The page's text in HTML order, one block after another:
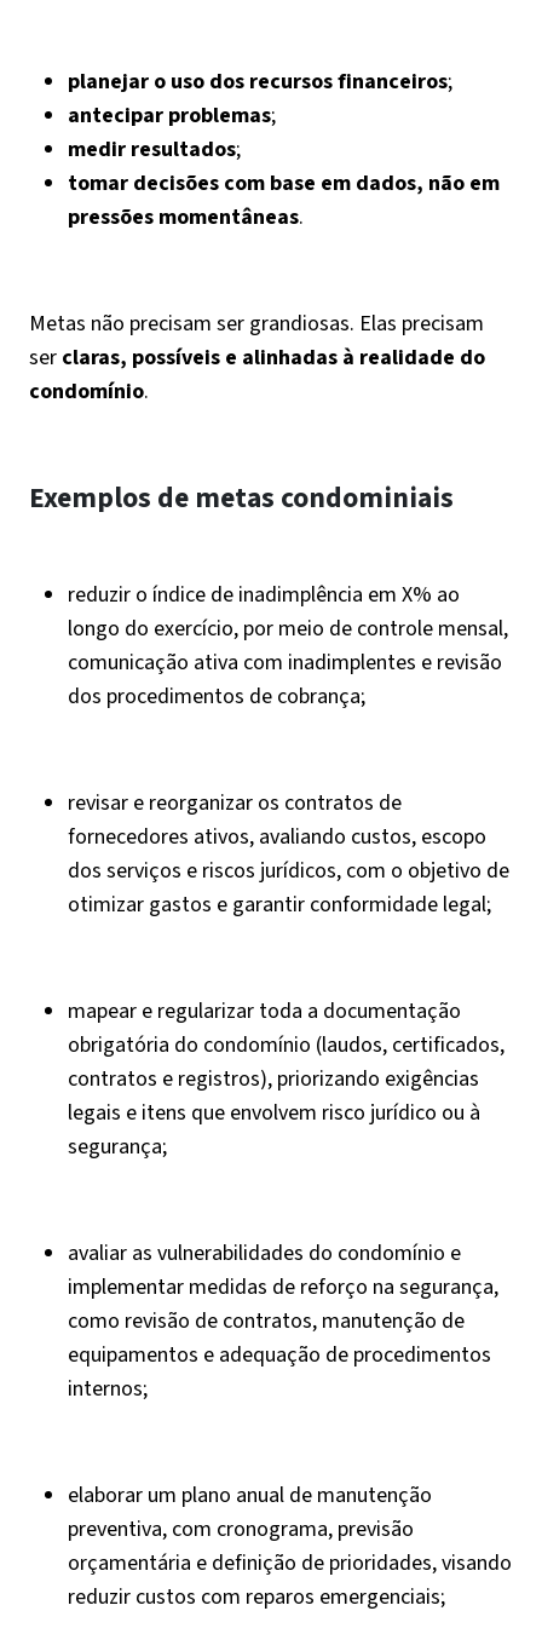
planejar o uso dos recursos financeiros;
antecipar problemas;
medir resultados;
tomar decisões com base em dados, não em
pressões momentâneas.
Metas não precisam ser grandiosas. Elas precisam
ser claras, possíveis e alinhadas à realidade do
condomínio.
Exemplos de metas condominiais
reduzir o índice de inadimplência em X% ao
longo do exercício, por meio de controle mensal,
comunicação ativa com inadimplentes e revisão
dos procedimentos de cobrança;
revisar e reorganizar os contratos de
fornecedores ativos, avaliando custos, escopo
dos serviços e riscos jurídicos, com o objetivo de
otimizar gastos e garantir conformidade legal;
mapear e regularizar toda a documentação
obrigatória do condomínio (laudos, certificados,
contratos e registros), priorizando exigências
legais e itens que envolvem risco jurídico ou à
segurança;
avaliar as vulnerabilidades do condomínio e
implementar medidas de reforço na segurança,
como revisão de contratos, manutenção de
equipamentos e adequação de procedimentos
internos;
elaborar um plano anual de manutenção
preventiva, com cronograma, previsão
orçamentária e definição de prioridades, visando
reduzir custos com reparos emergenciais;